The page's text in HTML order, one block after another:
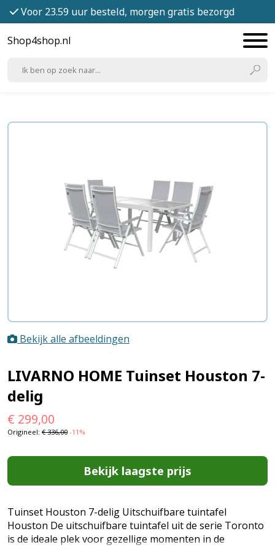
Voor 23.59 uur besteld, morgen gratis bezorgd
Shop4shop.nl
Bekijk alle afbeeldingen
LIVARNO HOME Tuinset Houston 7-
delig
€ 299,00
Origineel: €336,00 -11%
Bekijk laagste prijs
Tuinset Houston 7-delig Uitschuifbare tuintafel
Houston De uitschuifbare tuintafel uit de serie Toronto
is de ideale plek voor gezellige momenten in de